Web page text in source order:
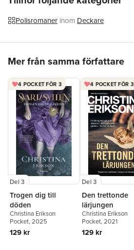
Polisromaner inom Deckare
Mer från samma författare
4 POCKET FÖR 3
Del 3
Trogen dig till
döden
Christina Erikson
Pocket, 2025
129 kr
4 POCKET FÖR 3
Del 3
Den trettonde
lärjungen
Christina Erikson
Pocket, 2021
129 kr